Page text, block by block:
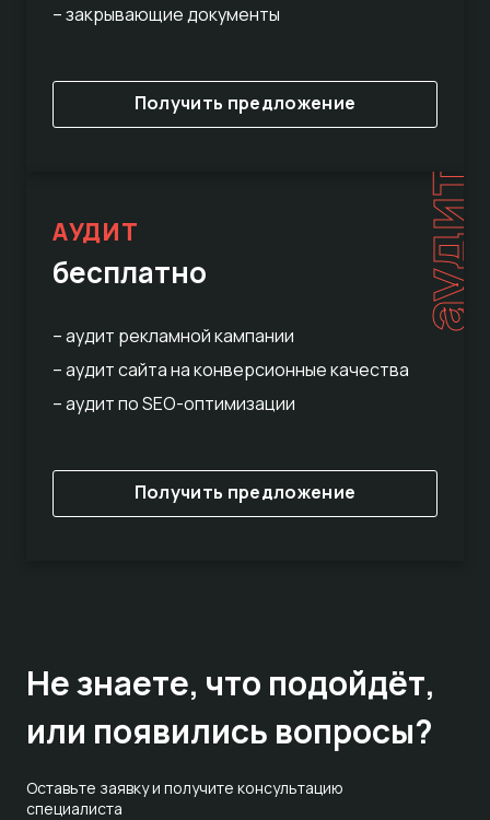
– закрывающие документы
Получить предложение
аудит
АУДИТ
бесплатно
– аудит рекламной кампании
– аудит сайта на конверсионные качества
– аудит по SEO-оптимизации
Получить предложение
Оставьте заявку и получите консультацию
специалиста
Не знаете, что подойдёт,
или появились вопросы?